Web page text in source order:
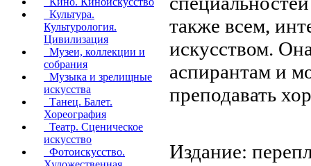
Культура.
Культурология.
Цивилизация
Музеи, коллекции и
собрания
Музыка и зрелищные
искусства
Танец. Балет.
Хореография
Театр. Сценическое
искусство
Фотоискусство.
также всем,
искусством.
аспирантам и
преподавать
Издание: